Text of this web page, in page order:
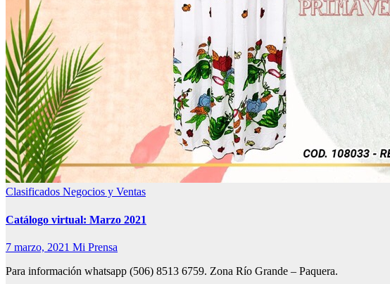
Clasificados Negocios y Ventas
Catálogo virtual: Marzo 2021
7 marzo, 2021 Mi Prensa
Para información whatsapp (506) 8513 6759. Zona Río Grande – Paquera.